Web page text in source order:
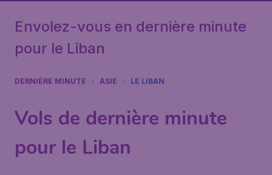
Envolez-vous en dernière minute
pour le Liban
DERNIÈRE MINUTE ASIE LE LIBAN
Vols de dernière minute
pour le Liban